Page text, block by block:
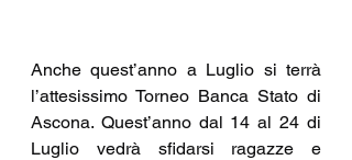
Anche quest’anno a Luglio si terrà
l’attesissimo Torneo Banca Stato di
Ascona. Quest’anno dal 14 al 24 di
Luglio vedrà sfidarsi ragazze e